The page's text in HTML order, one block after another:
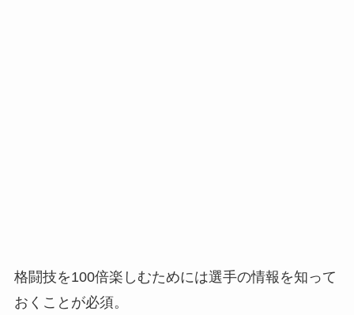
格闘技を100倍楽しむためには選手の情報を知って
おくことが必須。